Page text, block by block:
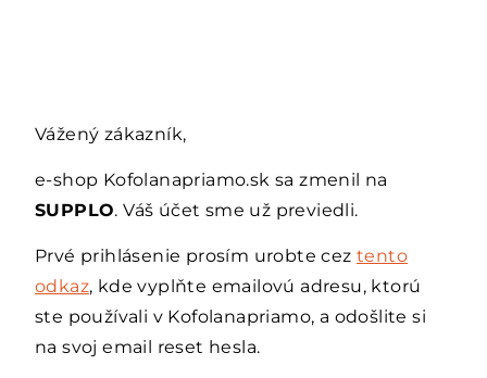
Vážený zákazník,
e-shop Kofolanapriamo.sk sa zmenil na
SUPPLO. Váš účet sme už previedli.
Prvé prihlásenie prosím urobte cez tento
odkaz, kde vyplňte emailovú adresu, ktorú
ste používali v Kofolanapriamo, a odošlite si
na svoj email reset hesla.